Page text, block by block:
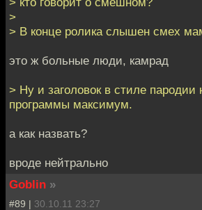
>
> В конце ролика слышен смех
это ж больные люди, камрад
> Ну и заголовок в стиле пародии
программы максимум.
а как назвать?
вроде нейтрально
Goblin »
#89 | 30.10.11 23:27